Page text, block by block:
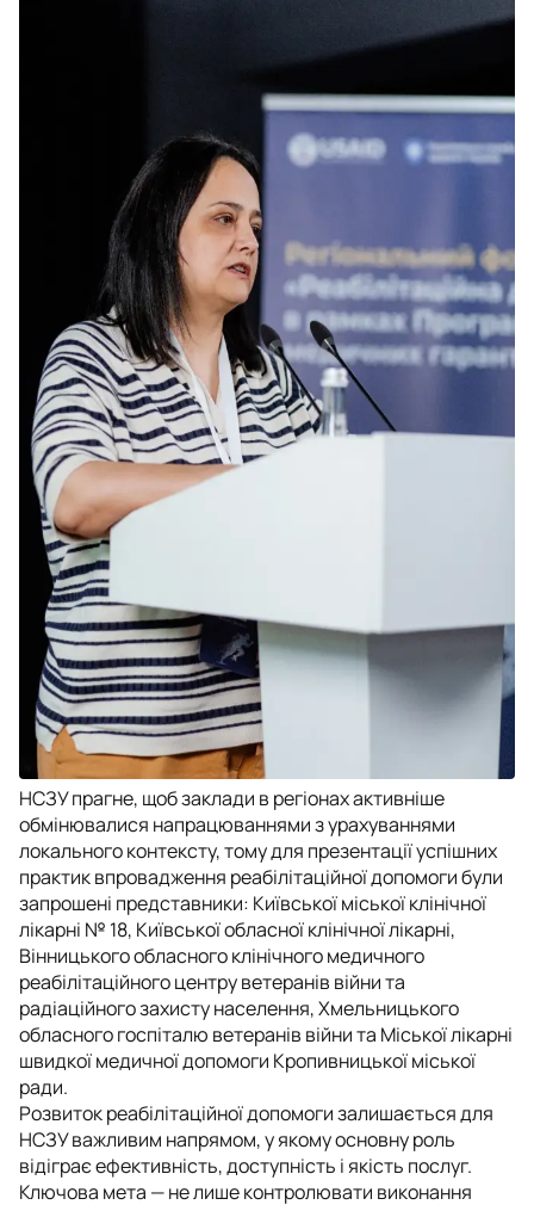
НСЗУ прагне, щоб заклади в регіонах активніше
обмінювалися напрацюваннями з урахуваннями
локального контексту, тому для презентації успішних
практик впровадження реабілітаційної допомоги були
запрошені представники: Київської міської клінічної
лікарні № 18, Київської обласної клінічної лікарні,
Вінницького обласного клінічного медичного
реабілітаційного центру ветеранів війни та
радіаційного захисту населення, Хмельницького
обласного госпіталю ветеранів війни та Міської лікарні
швидкої медичної допомоги Кропивницької міської
ради.
Розвиток реабілітаційної допомоги залишається для
НСЗУ важливим напрямом, у якому основну роль
відіграє ефективність, доступність і якість послуг.
Ключова мета — не лише контролювати виконання